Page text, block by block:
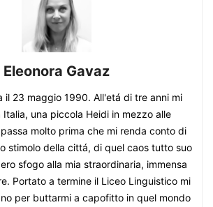
Eleonora Gavaz
il 23 maggio 1990. All'etá di tre anni mi
una piccola Heidi in mezzo alle
molto prima che mi renda conto di
stimolo della cittá, di quel caos tutto suo
sfogo alla mia straordinaria, immensa
Portato a termine il Liceo Linguistico mi
per buttarmi a capofitto in quel mondo